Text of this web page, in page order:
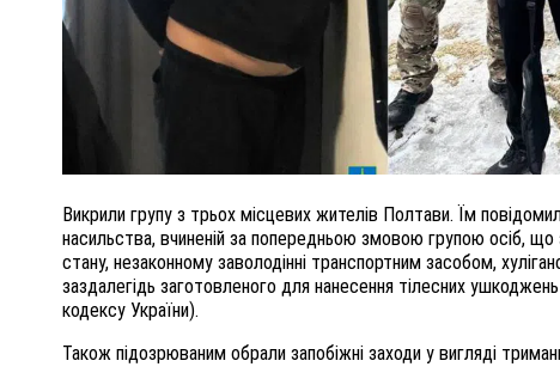
Викрили групу з трьох місцевих жителів Полтави. Їм
насильства, вчиненій за попередньою змовою групою осіб,
стану, незаконному заволодінні транспортним засобом,
заздалегідь заготовленого для нанесення тілесних
кодексу України).
Також підозрюваним обрали запобіжні заходи у вигляді
26 листопада 2025